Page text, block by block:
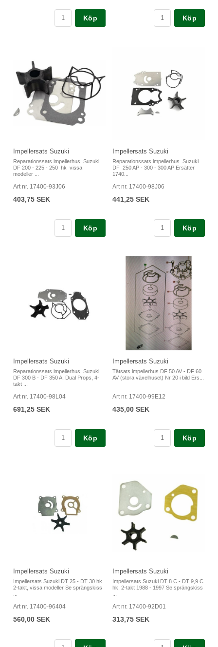
Köp Köp
Impellersats Suzuki
Reparationssats impellerhus Suzuki
DF 200 - 225 - 250 hk vissa
modeller ...
Art nr. 17400-93J06
403,75 SEK
Köp
Impellersats Suzuki
Reparationssats impellerhus Suzuki
DF 250 AP - 300 - 300 AP Ersätter
1740...
Art nr. 17400-98J06
441,25 SEK
Köp
Impellersats Suzuki
Reparationssats impellerhus Suzuki
DF 300 B - DF 350 A, Dual Props, 4-
takt ...
Art nr. 17400-98L04
691,25 SEK
Köp
Impellersats Suzuki
Tätsats impellerhus DF 50 AV - DF 60
AV (stora växelhuset) Nr 20 i bild Ers...
Art nr. 17400-99E12
435,00 SEK
Köp
Impellersats Suzuki
Impellersats Suzuki DT 25 - DT 30 hk
2-takt, vissa modeller Se sprängskiss
Art nr. 17400-96404
560,00 SEK
Impellersats Suzuki
Impellersats Suzuki DT 8 C - DT 9,9 C
hk, 2-takt 1988 - 1997 Se sprängskiss
Art nr. 17400-92D01
313,75 SEK